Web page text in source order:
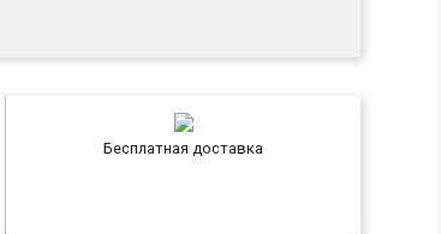
Бесплатная доставка